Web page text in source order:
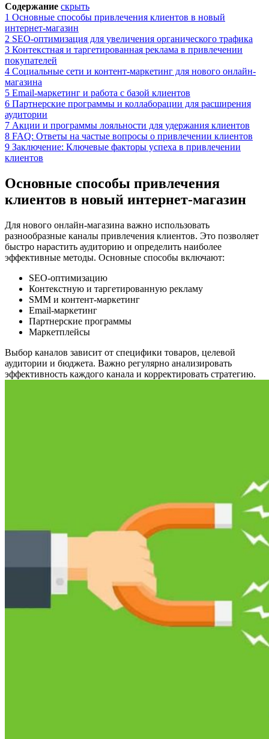
Содержание скрыть
1 Основные способы привлечения клиентов в новый
интернет-магазин
2 SEO-оптимизация для увеличения органического трафика
3 Контекстная и таргетированная реклама в привлечении
покупателей
4 Социальные сети и контент-маркетинг для нового онлайн-
магазина
5 Email-маркетинг и работа с базой клиентов
6 Партнерские программы и коллаборации для расширения
аудитории
7 Акции и программы лояльности для удержания клиентов
8 FAQ: Ответы на частые вопросы о привлечении клиентов
9 Заключение: Ключевые факторы успеха в привлечении
клиентов
Основные способы привлечения
клиентов в новый интернет-магазин
Для нового онлайн-магазина важно использовать
разнообразные каналы привлечения клиентов. Это позволяет
быстро нарастить аудиторию и определить наиболее
эффективные методы. Основные способы включают:
SEO-оптимизацию
Контекстную и таргетированную рекламу
SMM и контент-маркетинг
Email-маркетинг
Партнерские программы
Маркетплейсы
Выбор каналов зависит от специфики товаров, целевой
аудитории и бюджета. Важно регулярно анализировать
эффективность каждого канала и корректировать стратегию.